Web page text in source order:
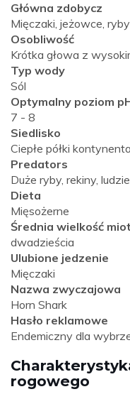
Główna zdobycz
Mięczaki, jeżowce, ryby
Osobliwość
Krótka głowa z
Typ wody
Sól
Optymalny poziom
7 - 8
Siedlisko
Ciepłe półki
Predators
Duże ryby, rekiny, ludzie
Dieta
Mięsożerne
Średnia wielkość
dwadzieścia
Ulubione jedzenie
Mięczaki
Nazwa zwyczajowa
Horn Shark
Hasło reklamowe
Endemiczny dla
rogowego